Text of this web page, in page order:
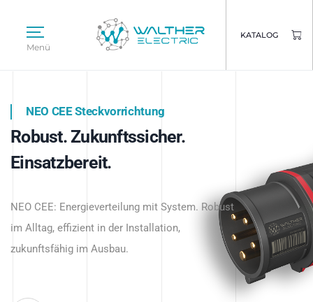
Menü
KATALOG
Intelligente Stromverteilung
beginnt hier.
NEO CEE Steckvorrichtung
Robust. Zukunftssicher.
Einsatzbereit.
NEO CEE: Energieverteilung mit System. Robust
im Alltag, effizient in der Installation,
zukunftsfähig im Ausbau.
Intelligenz trifft Energie.
Anwendungen – robust, IP-geschützt und
zukunftsfähig.